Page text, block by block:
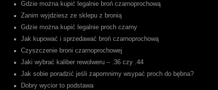
Gdzie można kupić legalnie broń czarnoprochową
Zanim wyjdziesz ze sklepu z bronią
Gdzie można kupić legalnie proch czarny
Jak kupować i sprzedawać broń czarnoprochową
Czyszczenie broni czarnoprochowej
Jaki wybrać kaliber rewolweru – .36 czy .44
Jak sobie poradzić jeśli zapomnimy wsypać proch do bębna?
Dobry wycior to podstawa